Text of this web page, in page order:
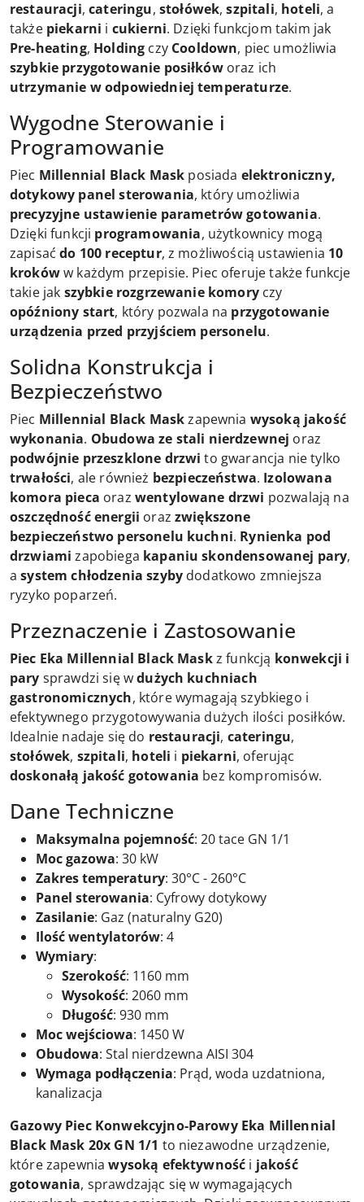
restauracji,cateringu, stołówek,szpitali, hoteli, a
także piekarni i cukierni. Dzięki funkcjom takim jak
Pre-heating, Holding czy Cooldown, piec umożliwia
szybkie przygotowanie posiłkóworaz ich
utrzymanie w odpowiedniej temperaturze.
Wygodne Sterowanie i
Programowanie
Piec Millennial Black Mask posiada elektroniczny,
dotykowy panel sterowania, który umożliwia
precyzyjne ustawienie parametrów gotowania.
Dzięki funkcji programowania, użytkownicy mogą
zapisaćdo 100 receptur, z możliwością ustawienia 10
krokóww każdym przepisie. Piec oferuje także funkcje
takie jak szybkie rozgrzewanie komoryczy
opóźniony start, który pozwala na przygotowanie
urządzenia przed przyjściem personelu.
Solidna Konstrukcja i
Bezpieczeństwo
Piec Millennial Black Maskzapewnia wysoką jakość
wykonania. Obudowa ze stali nierdzewnej oraz
podwójnie przeszklone drzwi to gwarancja nie tylko
trwałości, ale również bezpieczeństwa. Izolowana
komora pieca oraz wentylowane drzwi pozwalają na
oszczędność energii orazzwiększone
bezpieczeństwo personelu kuchni. Rynienka pod
drzwiami zapobiega kapaniu skondensowanej pary,
asystem chłodzenia szyby dodatkowo zmniejsza
ryzyko poparzeń.
Przeznaczenie i Zastosowanie
Piec Eka Millennial Black Maskz funkcją konwekcji i
pary sprawdzi się wdużych kuchniach
gastronomicznych, które wymagają szybkiego i
efektywnego przygotowywania dużych ilości posiłków.
Idealnie nadaje się do restauracji, cateringu,
stołówek, szpitali, hoteli i piekarni, oferując
doskonałą jakość gotowania bez kompromisów.
Dane Techniczne
Maksymalna pojemność: 20 tace GN 1/1
Moc gazowa: 30 kW
Zakres temperatury: 30°C - 260°C
Panel sterowania: Cyfrowy dotykowy
Zasilanie: Gaz (naturalny G20)
Ilość wentylatorów: 4
Wymiary:
Szerokość: 1160 mm
Wysokość: 2060 mm
Długość: 930 mm
Moc wejściowa: 1450 W
Obudowa: Stal nierdzewna AISI 304
Wymaga podłączenia: Prąd, woda uzdatniona,
kanalizacja
Gazowy Piec Konwekcyjno-Parowy Eka Millennial
Black Mask 20x GN 1/1 to niezawodne urządzenie,
które zapewniawysoką efektywność i jakość
gotowania, sprawdzając się w wymagających